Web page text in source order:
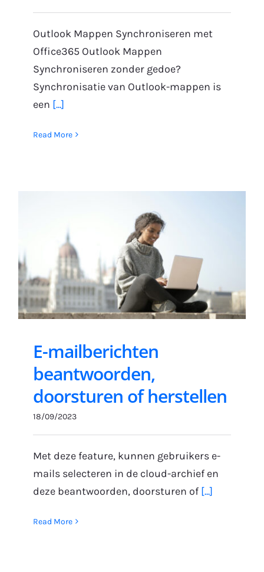
Outlook Mappen Synchroniseren met
Office365 Outlook Mappen
Synchroniseren zonder gedoe?
Synchronisatie van Outlook-mappen is
een [...]
Read More
E-mailberichten
beantwoorden,
doorsturen of herstellen
18/09/2023
Met deze feature, kunnen gebruikers e-
mails selecteren in de cloud-archief en
deze beantwoorden, doorsturen of [...]
Read More